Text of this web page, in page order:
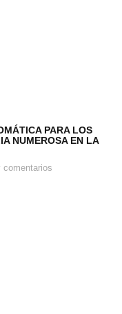
PARA LOS
NUMEROSA EN LA
comentarios